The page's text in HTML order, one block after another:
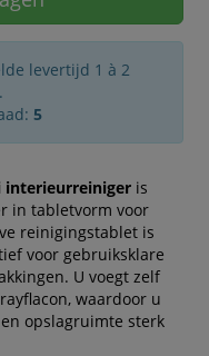
levertijd 1 à 2
5
interieurreinigeris
in tabletvorm voor
reinigingstablet is
voor gebruiksklare
U voegt zelf
waardoor u
opslagruimte sterk